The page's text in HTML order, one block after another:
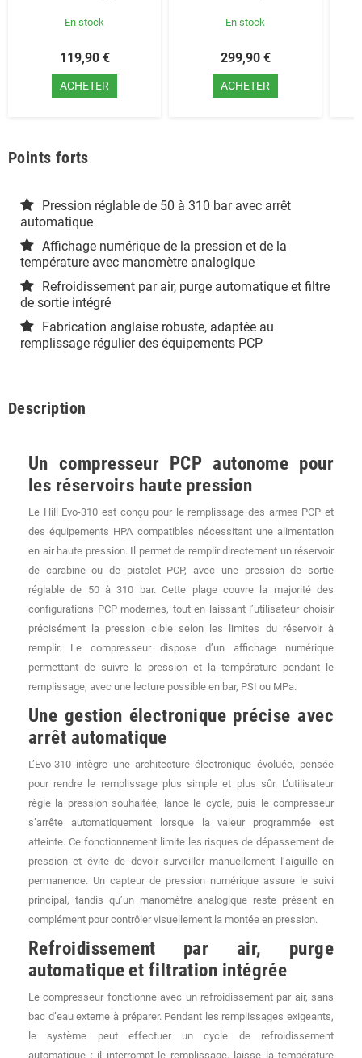
En stock
119,90 €
ACHETER
En stock
299,90 €
ACHETER
Points forts
Pression réglable de 50 à 310 bar avec arrêt
automatique
Affichage numérique de la pression et de la
température avec manomètre analogique
Refroidissement par air, purge automatique et filtre
de sortie intégré
Fabrication anglaise robuste, adaptée au
remplissage régulier des équipements PCP
Description
Un compresseur PCP autonome pour
les réservoirs haute pression
Le Hill Evo-310 est conçu pour le remplissage des armes PCP et
des équipements HPA compatibles nécessitant une alimentation
en air haute pression. Il permet de remplir directement un réservoir
de carabine ou de pistolet PCP, avec une pression de sortie
réglable de 50 à 310 bar. Cette plage couvre la majorité des
configurations PCP modernes, tout en laissant l’utilisateur choisir
précisément la pression cible selon les limites du réservoir à
remplir. Le compresseur dispose d’un affichage numérique
permettant de suivre la pression et la température pendant le
remplissage, avec une lecture possible en bar, PSI ou MPa.
Une gestion électronique précise avec
arrêt automatique
L’Evo-310 intègre une architecture électronique évoluée, pensée
pour rendre le remplissage plus simple et plus sûr. L’utilisateur
règle la pression souhaitée, lance le cycle, puis le compresseur
s’arrête automatiquement lorsque la valeur programmée est
atteinte. Ce fonctionnement limite les risques de dépassement de
pression et évite de devoir surveiller manuellement l’aiguille en
permanence. Un capteur de pression numérique assure le suivi
principal, tandis qu’un manomètre analogique reste présent en
complément pour contrôler visuellement la montée en pression.
Refroidissement par air, purge
automatique et filtration intégrée
Le compresseur fonctionne avec un refroidissement par air, sans
bac d’eau externe à préparer. Pendant les remplissages exigeants,
le système peut effectuer un cycle de refroidissement
automatique : il interrompt le remplissage, laisse la température